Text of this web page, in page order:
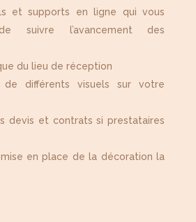
et supports en ligne qui vous
suivre l’avancement des
du lieu de réception
de différents visuels sur votre
devis et contrats si prestataires
mise en place de la décoration la